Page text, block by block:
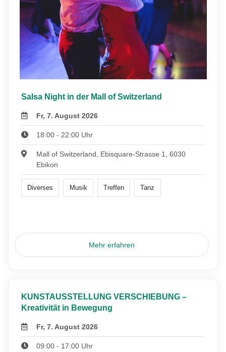
Salsa Night in der Mall of Switzerland
Fr, 7. August 2026
18:00 - 22:00 Uhr
Mall of Switzerland, Ebisquare-Strasse 1, 6030
Ebikon
Diverses Musik Treffen Tanz
Mehr erfahren
KUNSTAUSSTELLUNG VERSCHIEBUNG –
Kreativität in Bewegung
Fr, 7. August 2026
09:00 - 17:00 Uhr